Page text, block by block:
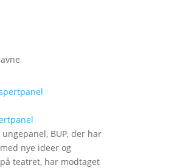
BUP, der har
nye ideer og
teatret, har modtaget